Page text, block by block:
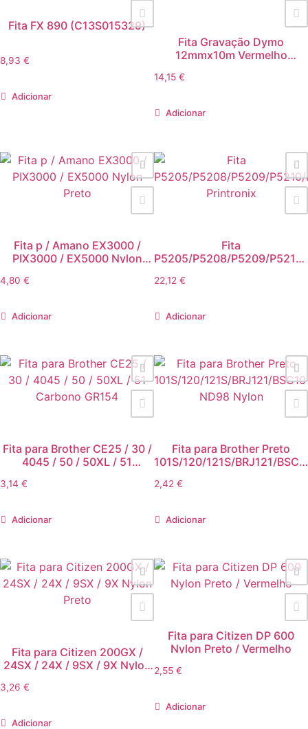
Fita FX 890 (C13S015329)
8,93 €
Adicionar
Fita Gravação Dymo
12mmx10m Vermelho
14,15 €
Adicionar
Fita p / Amano EX3000 /
PIX3000 / EX5000 Nylon
4,80 €
Adicionar
Fita
P5205/P5208/P5209/
22,12 €
Adicionar
Fita para Brother CE25 / 30 /
4045 / 50 / 50XL / 51
3,14 €
Adicionar
Fita para Brother Preto
101S/120/121S/BRJ121/
2,42 €
Adicionar
Fita para Citizen 200GX /
24SX / 24X / 9SX / 9X Nylon
3,26 €
Adicionar
Fita para Citizen DP 600
Nylon Preto / Vermelho
2,55 €
Adicionar